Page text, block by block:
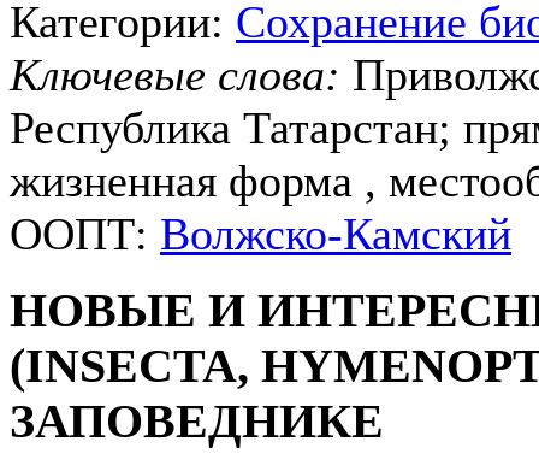
Категории: Сохранение
Ключевые слова:
Республика Татарстан;
жизненная форма ,
ООПТ: Волжско-Камский
НОВЫЕ И
(INSECTA,
ЗАПОВЕДНИКЕ